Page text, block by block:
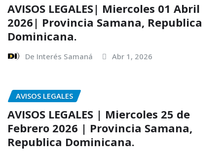
AVISOS LEGALES| Miercoles 01 Abril
2026| Provincia Samana, Republica
Dominicana.
De Interés Samaná Abr 1, 2026
AVISOS LEGALES
AVISOS LEGALES | Miercoles 25 de
Febrero 2026 | Provincia Samana,
Republica Dominicana.